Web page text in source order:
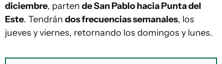
diciembre, parten de San Pablo hacia Punta del
Este. Tendrán dos frecuencias semanales, los
jueves y viernes, retornando los domingos y lunes.